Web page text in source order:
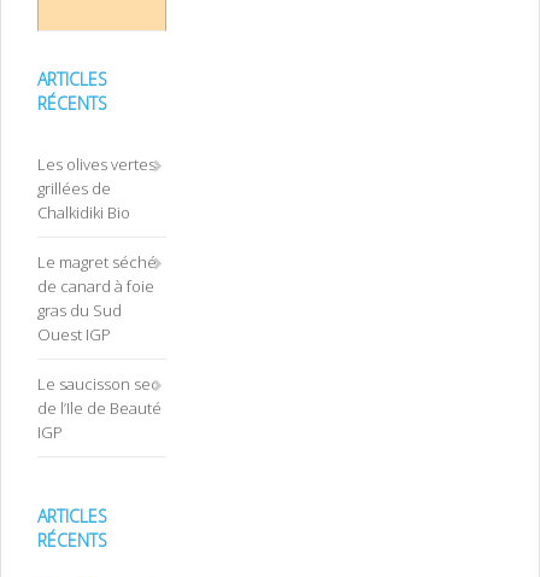
ARTICLES
RÉCENTS
Les olives vertes
grillées de
Chalkidiki Bio
Le magret séché
de canard à foie
gras du Sud
Ouest IGP
Le saucisson sec
de l’Ile de Beauté
IGP
ARTICLES
RÉCENTS